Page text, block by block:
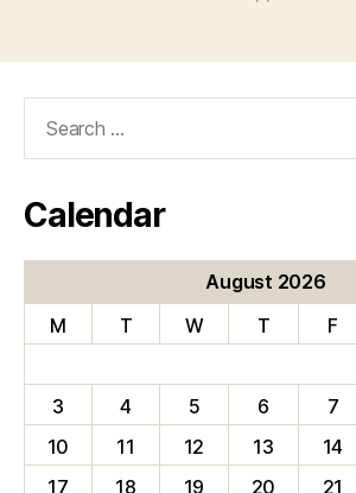
Calendar
August 2026
M
T W T F
3
4 5 6 7
10
11 12 13 14
17
18 19 20 21